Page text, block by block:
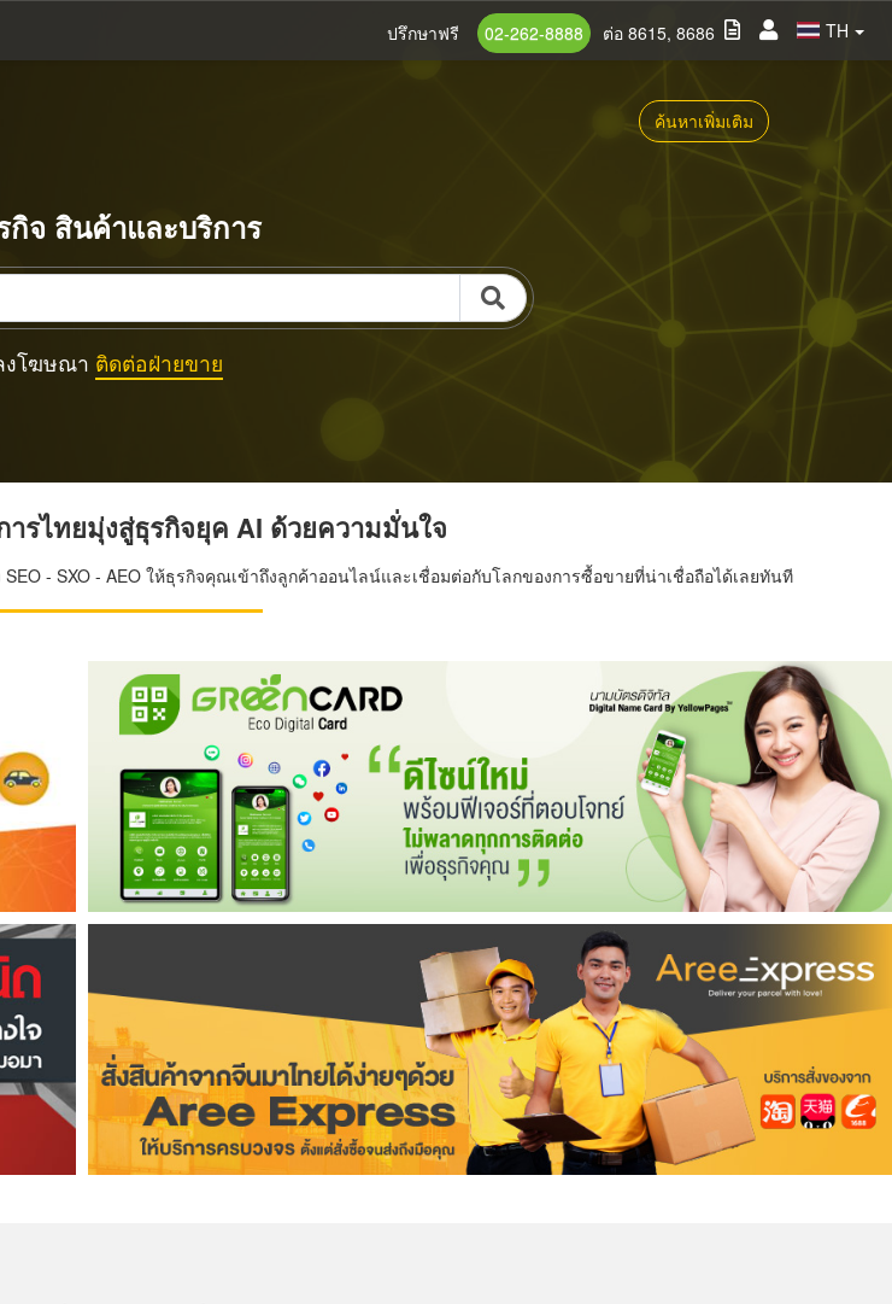
TH
ปรึกษาฟรี 02-262-8888 ต่อ 8615, 8686
ค้นหาเพิ่มเติม
กิจ สินค้าและบริการ
งโฆษณา ติดต่อฝ่ายขาย
รไทยมุ่งสู่ธุรกิจยุค AI ด้วยความมั่นใจ
- SXO - AEO ให้ธุรกิจคุณเข้าถึงลูกค้าออนไลน์และเชื่อมต่อกับโลกของการซื้อขายที่น่าเชื่อถือได้เลยทันที